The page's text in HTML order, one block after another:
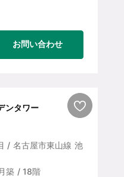
お問い合わせ
ンタワー
/ 名古屋市東山線 池
築 / 18階